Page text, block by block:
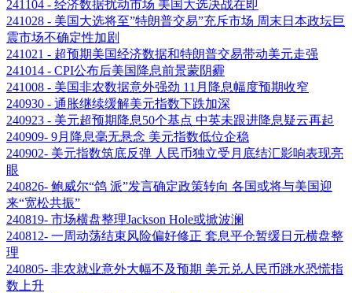
241104 - 经济数据扰动市场 美国大选决战在即
241028 - 美国大选将至”特朗普交易”充斥市场 周末日本政坛巨
震市场不确定性加剧
241021 - 超预期美国经济数据和特朗普交易带动美元走强
241014 - CPI公布后美国降息前景蒙阴霾
241008 - 美国非农数据意外强劲 11月降息幅度预期收窄
240930 - 通胀继续缓解美元指数下跌加深
240923 - 美元超预期降息50个基点 中英未跟进降息疑云再起
240909- 9月降息毫无悬念 美元指数低位企稳
240902- 美元指数筑底反弹 人民币独立受月底结汇影响表现亮
眼
240826- 鲍威尔“鸽 派”发言确定政策转向 各国或将与美国迎
来“宽松共振”
240819- 市场横盘整理Jackson Hole或掀波澜
240812- 一周动荡结束风险偏好修正 套息平仓暂缓日元横盘整
理
240805- 非农就业意外大幅不及预期 美元兑人民币跳水恐慌指
数上升